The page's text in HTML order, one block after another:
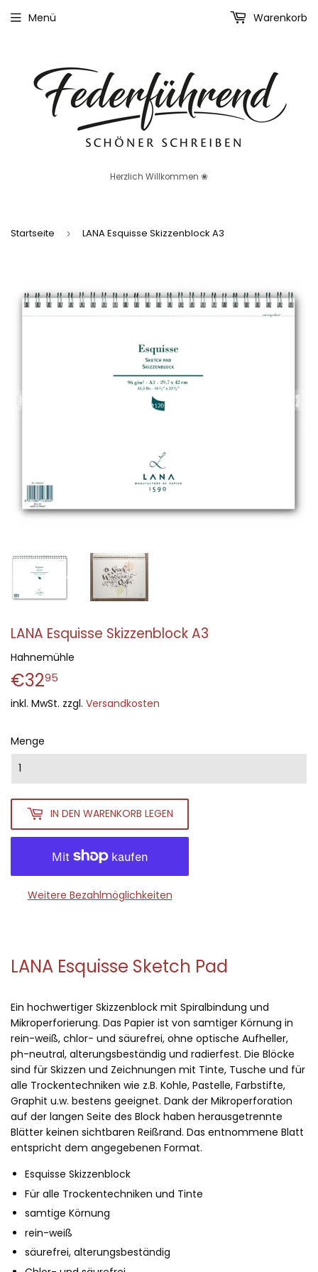
Herzlich Willkommen ❀
Menü Warenkorb
Startseite › LANA Esquisse Skizzenblock A3
LANA Esquisse Skizzenblock A3
Hahnemühle
€3295
inkl. MwSt. zzgl. Versandkosten
Menge
IN DEN WARENKORB LEGEN
Weitere Bezahlmöglichkeiten
LANA Esquisse Sketch Pad
Ein hochwertiger Skizzenblock mit Spiralbindung und
Mikroperforierung. Das Papier ist von samtiger Körnung in
rein-weiß, chlor- und säurefrei, ohne optische Aufheller,
ph-neutral, alterungsbeständig und radierfest. Die Blöcke
sind für Skizzen und Zeichnungen mit Tinte, Tusche und für
alle Trockentechniken wie z.B. Kohle, Pastelle, Farbstifte,
Graphit u.w. bestens geeignet. Dank der Mikro­perforation
auf der langen Seite des Block haben herausgetrennte
Blätter keinen sichtbaren Reißrand. Das entnommene Blatt
entspricht dem angegebenen Format.
Esquisse Skizzenblock
Für alle Trockentechniken und Tinte
samtige Körnung
rein-weiß
säurefrei, alterungsbeständig